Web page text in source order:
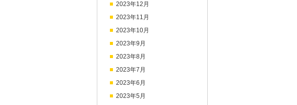
2023年12月
2023年11月
2023年10月
2023年9月
2023年8月
2023年7月
2023年6月
2023年5月